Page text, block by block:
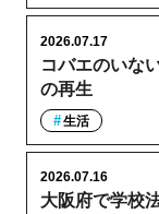
コバエのいな
の再生
2026.07.17
生活
大阪府で学校
2026.07.16